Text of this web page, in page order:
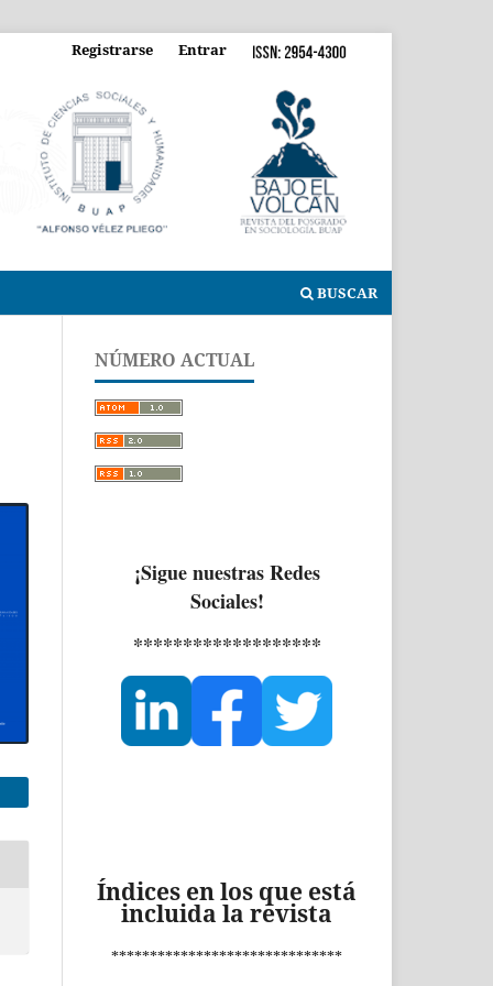
BUSCAR
Registrarse Entrar
NÚMERO ACTUAL
¡Sigue nuestras Redes
Sociales!
*******************
Índices en los que está
incluida la revista
******************************